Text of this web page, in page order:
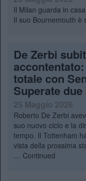
Il Milan guarda in
Il suo Bournemouth è
De Zerbi
totale con
Superate due
25 Maggio 2026
Roberto De Zerbi
suo nuovo ciclo e la
tempo. Il Tottenham
vista della prossima
… Continued